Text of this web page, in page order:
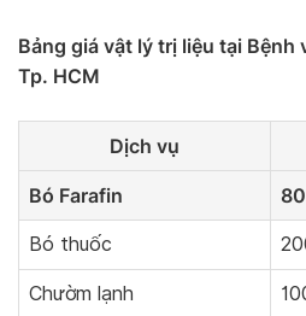
Bảng giá vật lý trị liệu tại Bệnh
Tp. HCM
Dịch vụ
Bó Farafin
Bó thuốc
Chườm lạnh